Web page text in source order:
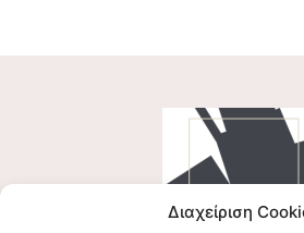
Διαχείριση